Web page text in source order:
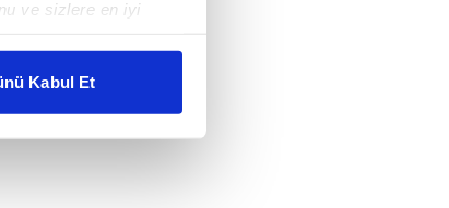
ve sizlere en iyi
Bu
sunulması
Kabul Et